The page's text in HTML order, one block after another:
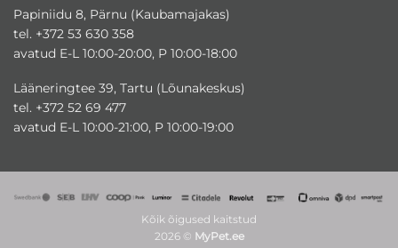
Papiniidu 8, Pärnu (Kaubamajakas)
tel. +372 53 630 358
avatud E-L 10:00-20:00, P 10:00-18:00
Lääneringtee 39, Tartu (Lõunakeskus)
tel. +372 52 69 477
avatud E-L 10:00-21:00, P 10:00-19:00
Kõik õigused kaitstud
2026 © MyPet.ee